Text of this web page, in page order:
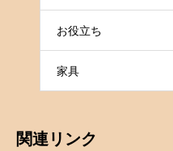
お役立ち
家具
関連リンク